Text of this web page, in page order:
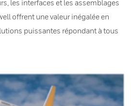
les interfaces et les assemblages
offrent une valeur inégalée en
puissantes répondant à tous